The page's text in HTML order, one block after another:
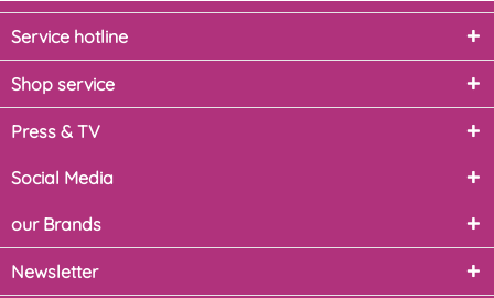
Service hotline
Shop service
Press & TV
Social Media
our Brands
Newsletter